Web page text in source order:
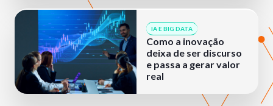
IA E BIG DATA
Como a inovação
deixa de ser discurso
e passa a gerar valor
real